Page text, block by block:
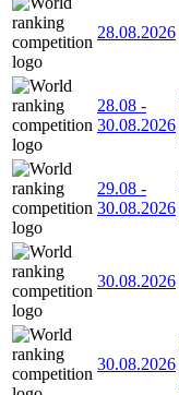
28.08.2026
28.08 -
30.08.2026
29.08 -
30.08.2026
30.08.2026
30.08.2026